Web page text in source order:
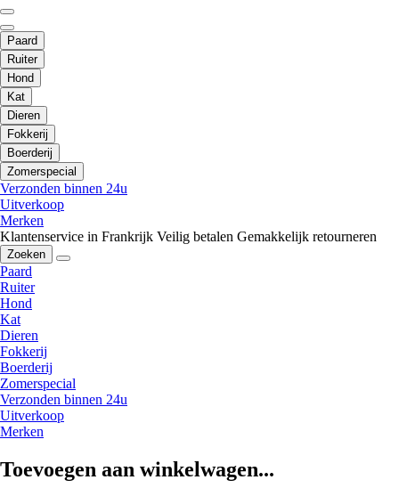
Paard
Ruiter
Hond
Kat
Dieren
Fokkerij
Boerderij
Zomerspecial
Verzonden binnen 24u
Uitverkoop
Merken
Klantenservice in Frankrijk Veilig betalen Gemakkelijk retourneren
Zoeken
Paard
Ruiter
Hond
Kat
Dieren
Fokkerij
Boerderij
Zomerspecial
Verzonden binnen 24u
Uitverkoop
Merken
Toevoegen aan winkelwagen...